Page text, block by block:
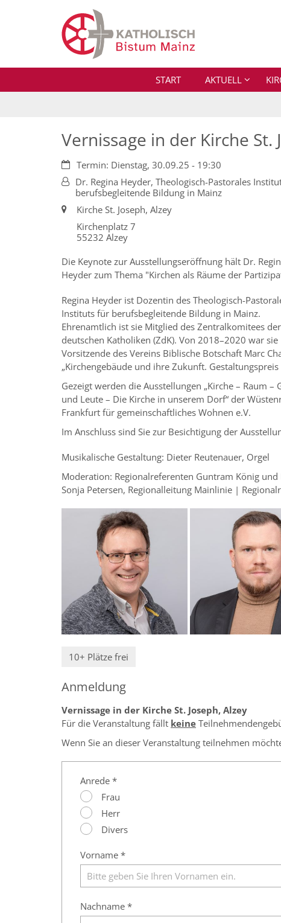
START AKTUELL
Vernissage in der Kirche St.
Datum:Termin: Dienstag, 30.09.25 - 19:30
Von:Dr. Regina Heyder, Theologisch-Pastorales
berufsbegleitende Bildung in Mainz
Ort: Kirche St. Joseph, Alzey
Kirchenplatz 7
55232 Alzey
Die Keynote zur Ausstellungseröffnung hält Dr.
Heyder zum Thema "Kirchen als Räume der
Regina Heyder ist Dozentin des Theologisch-
Instituts für berufsbegleitende Bildung in Mainz.
Ehrenamtlich ist sie Mitglied des Zentralkomitees der
deutschen Katholiken (ZdK). Von 2018–2020 war sie
Vorsitzende des Vereins Biblische Botschaft Marc
„Kirchengebäude und ihre Zukunft.
Gezeigt werden die Ausstellungen „Kirche – Raum
und Leute – Die Kirche in unserem Dorf“ der
Frankfurt für gemeinschaftliches Wohnen e.V.
Im Anschluss sind Sie zur Besichtigung der
Musikalische Gestaltung: Dieter Reutenauer, Orgel
Moderation: Regionalreferenten Guntram König
Sonja Petersen, Regionalleitung Mainlinie |
10+ Plätze frei
Anmeldung
Vernissage in der Kirche St. Joseph, Alzey
Für die Veranstaltung fällt keine
Wenn Sie an dieser Veranstaltung teilnehmen
Anrede *
Frau
Herr
Divers
Vorname *
Nachname *